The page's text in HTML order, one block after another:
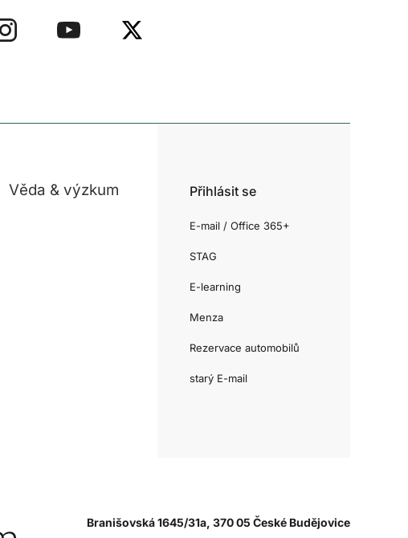
Věda & výzkum Přihlásit se
E-mail / Office 365+
STAG
E-learning
Menza
Rezervace automobilů
starý E-mail
Branišovská 1645/31a, 370 05 České Budějovice